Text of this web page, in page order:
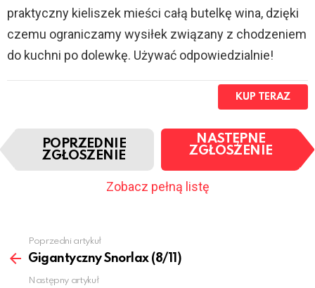
praktyczny kieliszek mieści całą butelkę wina, dzięki
czemu ograniczamy wysiłek związany z chodzeniem
do kuchni po dolewkę. Używać odpowiedzialnie!
KUP TERAZ
N
w
a
p
POPRZEDNIE
ZGŁOSZENIE
NASTĘPNE
ZGŁOSZENIE
Zobacz pełną listę
Zobacz
więcej
Poprzedni artykuł
Gigantyczny Snorlax (8/11)
Następny artykuł